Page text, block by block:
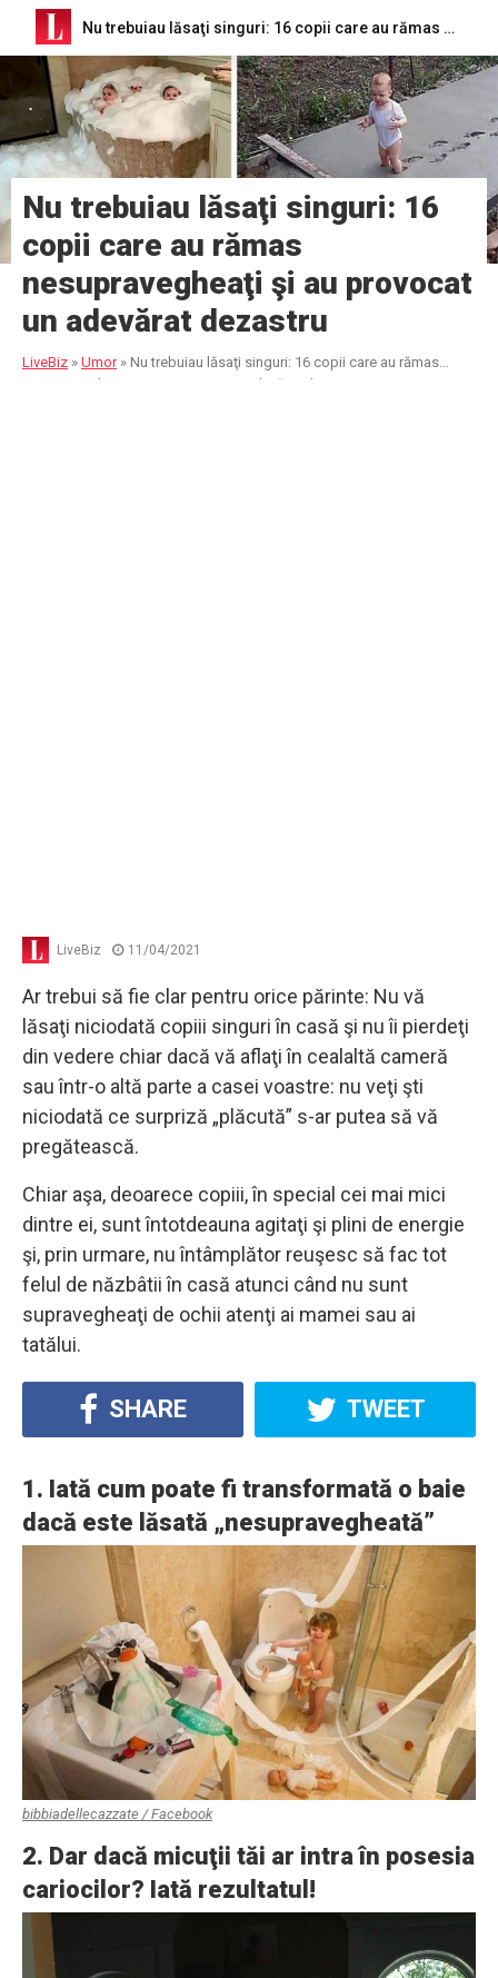
Nu trebuiau lăsaţi singuri: 16 copii care au rămas nesupravegheaţi şi au provocat un adevărat dezastru
Nu trebuiau lăsaţi singuri: 16
copii care au rămas
nesupravegheaţi şi au provocat
un adevărat dezastru
LiveBiz » Umor» Nu trebuiau lăsaţi singuri: 16 copii care au rămas
nesupravegheaţi şi au provocat un adevărat dezastru
LiveBiz 11/04/2021
Ar trebui să fie clar pentru orice părinte: Nu vă
lăsaţi niciodată copiii singuri în casă şi nu îi pierdeţi
din vedere chiar dacă vă aflaţi în cealaltă cameră
sau într-o altă parte a casei voastre: nu veţi şti
niciodată ce surpriză „plăcută” s-ar putea să vă
pregătească.
Chiar aşa, deoarece copiii, în special cei mai mici
dintre ei, sunt întotdeauna agitaţi şi plini de energie
şi, prin urmare, nu întâmplător reuşesc să fac tot
felul de năzbâtii în casă atunci când nu sunt
supravegheaţi de ochii atenţi ai mamei sau ai
tatălui.
SHARE TWEET
1. Iată cum poate fi transformată o baie
dacă este lăsată „nesupravegheată”
bibbiadellecazzate / Facebook
2. Dar dacă micuţii tăi ar intra în posesia
cariocilor? Iată rezultatul!